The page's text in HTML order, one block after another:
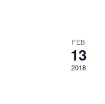
FEB
13
2018